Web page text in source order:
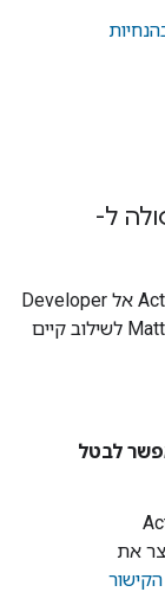
ל-
אל Developer
לשילוב קיים
לבטל
את
הקישור